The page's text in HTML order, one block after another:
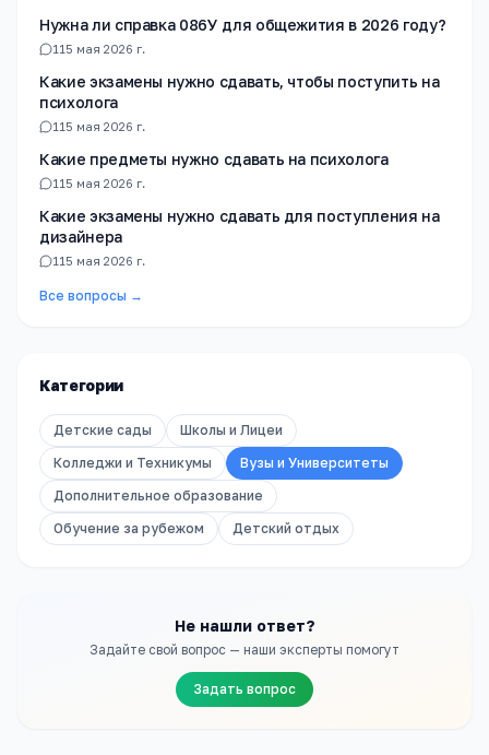
Нужна ли справка 086У для общежития в 2026 году?
1 15 мая 2026 г.
Какие экзамены нужно сдавать, чтобы поступить на
психолога
1 15 мая 2026 г.
Какие предметы нужно сдавать на психолога
1 15 мая 2026 г.
Какие экзамены нужно сдавать для поступления на
дизайнера
1 15 мая 2026 г.
Все вопросы →
Категории
Детские сады
Школы и Лицеи
Колледжи и Техникумы
Вузы и Университеты
Дополнительное образование
Обучение за рубежом
Детский отдых
Не нашли ответ?
Задайте свой вопрос — наши эксперты помогут
Задать вопрос